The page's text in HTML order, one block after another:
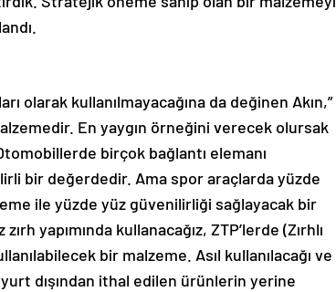
olarak kullanılmayacağına da değinen Akın,”
En yaygın örneğini verecek olursak
birçok bağlantı elemanı
bir değerdedir. Ama spor araçlarda yüzde
ile yüzde yüz güvenilirliği sağlayacak bir
yapımında kullanacağız, ZTP’lerde (Zırhlı
bir malzeme. Asıl kullanılacağı ve
dışından ithal edilen ürünlerin yerine